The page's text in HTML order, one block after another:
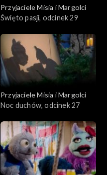
Przyjaciele Misia i Margolci
Święto pasji, odcinek 29
Przyjaciele Misia i Margolci
Noc duchów, odcinek 27